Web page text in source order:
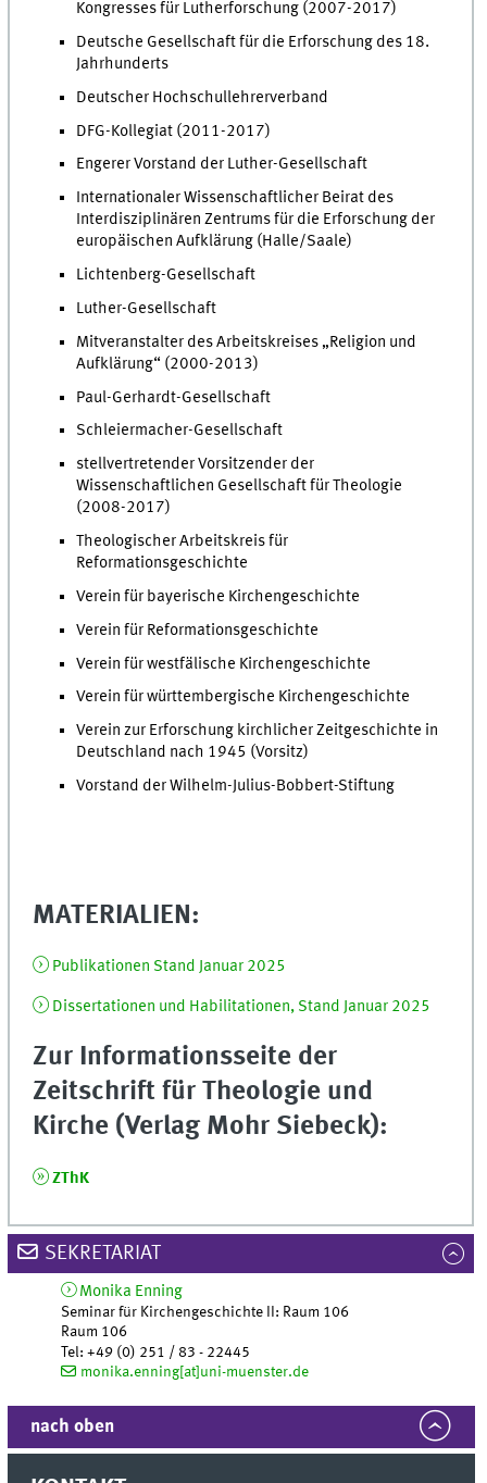
Kongresses für Lutherforschung (2007-2017)
Deutsche Gesellschaft für die Erforschung des 18.
Jahrhunderts
Deutscher Hochschullehrerverband
DFG-Kollegiat (2011-2017)
Engerer Vorstand der Luther-Gesellschaft
Internationaler Wissenschaftlicher Beirat des
Interdisziplinären Zentrums für die Erforschung der
europäischen Aufklärung (Halle/Saale)
Lichtenberg-Gesellschaft
Luther-Gesellschaft
Mitveranstalter des Arbeitskreises „Religion und
Aufklärung“ (2000-2013)
Paul-Gerhardt-Gesellschaft
Schleiermacher-Gesellschaft
stellvertretender Vorsitzender der
Wissenschaftlichen Gesellschaft für Theologie
(2008-2017)
Theologischer Arbeitskreis für
Reformationsgeschichte
Verein für bayerische Kirchengeschichte
Verein für Reformationsgeschichte
Verein für westfälische Kirchengeschichte
Verein für württembergische Kirchengeschichte
Verein zur Erforschung kirchlicher Zeitgeschichte in
Deutschland nach 1945 (Vorsitz)
Vorstand der Wilhelm-Julius-Bobbert-Stiftung
MATERIALIEN:
Publikationen Stand Januar 2025
Dissertationen und Habilitationen, Stand Januar 2025
Zur Informationsseite der
Zeitschrift für Theologie und
Kirche (Verlag Mohr Siebeck):
ZThK
SEKRETARIAT
Monika Enning
Seminar für Kirchengeschichte II: Raum 106
Raum 106
Tel:+49 (0) 251 / 83 - 22445
monika.enning[at]uni-muenster.de
nach oben